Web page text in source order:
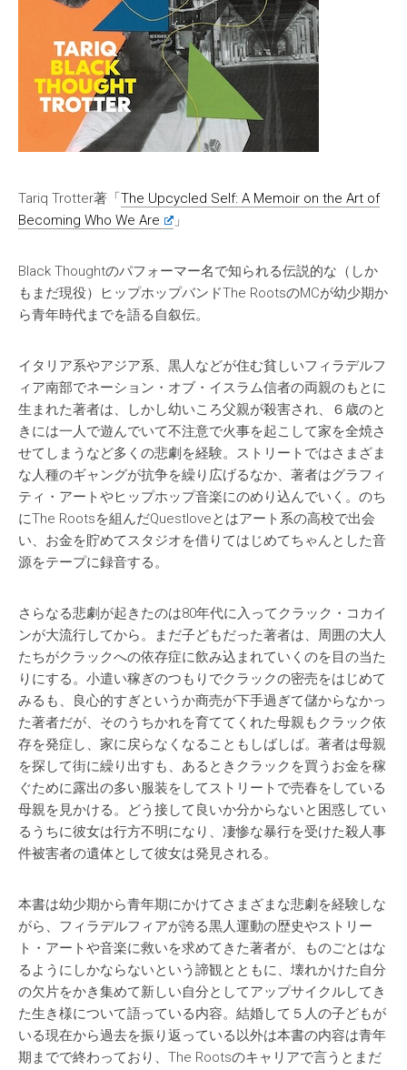
Tariq Trotter著「The Upcycled Self: A Memoir on the Art of
Becoming Who We Are
」
Black Thoughtのパフォーマー名で知られる伝説的な（しか
もまだ現役）ヒップホップバンドThe RootsのMCが幼少期か
ら青年時代までを語る自叙伝。
イタリア系やアジア系、黒人などが住む貧しいフィラデルフ
ィア南部でネーション・オブ・イスラム信者の両親のもとに
生まれた著者は、しかし幼いころ父親が殺害され、６歳のと
きには一人で遊んでいて不注意で火事を起こして家を全焼さ
せてしまうなど多くの悲劇を経験。ストリートではさまざま
な人種のギャングが抗争を繰り広げるなか、著者はグラフィ
ティ・アートやヒップホップ音楽にのめり込んでいく。のち
にThe Rootsを組んだQuestloveとはアート系の高校で出会
い、お金を貯めてスタジオを借りてはじめてちゃんとした音
源をテープに録音する。
さらなる悲劇が起きたのは80年代に入ってクラック・コカイ
ンが大流行してから。まだ子どもだった著者は、周囲の大人
たちがクラックへの依存症に飲み込まれていくのを目の当た
りにする。小遣い稼ぎのつもりでクラックの密売をはじめて
みるも、良心的すぎというか商売が下手過ぎて儲からなかっ
た著者だが、そのうちかれを育ててくれた母親もクラック依
存を発症し、家に戻らなくなることもしばしば。著者は母親
を探して街に繰り出すも、あるときクラックを買うお金を稼
ぐために露出の多い服装をしてストリートで売春をしている
母親を見かける。どう接して良いか分からないと困惑してい
るうちに彼女は行方不明になり、凄惨な暴行を受けた殺人事
件被害者の遺体として彼女は発見される。
本書は幼少期から青年期にかけてさまざまな悲劇を経験しな
がら、フィラデルフィアが誇る黒人運動の歴史やストリー
ト・アートや音楽に救いを求めてきた著者が、ものごとはな
るようにしかならないという諦観とともに、壊れかけた自分
の欠片をかき集めて新しい自分としてアップサイクルしてき
た生き様について語っている内容。結婚して５人の子どもが
いる現在から過去を振り返っている以外は本書の内容は青年
期までで終わっており、The Rootsのキャリアで言うとまだ